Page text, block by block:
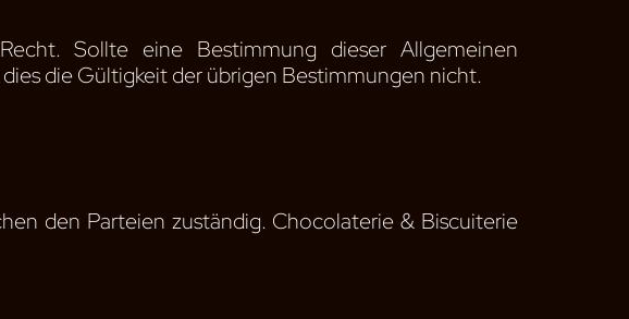
Sollte eine Bestimmung dieser Allgemeinen
die Gültigkeit der übrigen Bestimmungen nicht.
den Parteien zuständig. Chocolaterie & Biscuiterie